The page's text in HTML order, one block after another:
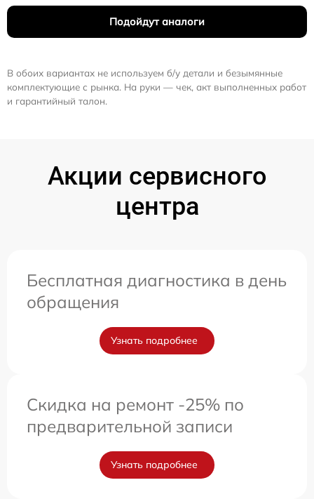
Подойдут аналоги
В обоих вариантах не используем б/у детали и безымянные
комплектующие с рынка. На руки — чек, акт выполненных работ
и гарантийный талон.
Акции сервисного
центра
Бесплатная диагностика в день
обращения
Узнать подробнее
Скидка на ремонт -25% по
предварительной записи
Узнать подробнее